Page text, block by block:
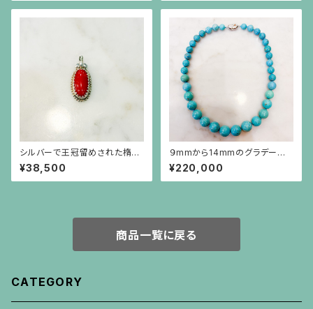
シルバーで王冠留めされた楕円
形の赤珊瑚、芥子パールのペン
ダント（チェーン別）
¥38,500
９mmから14mmのグラデーショ
ンのターコイズネックレス
¥220,000
商品一覧に戻る
CATEGORY